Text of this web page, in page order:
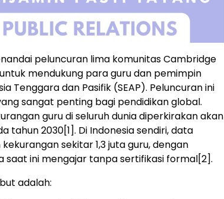
peluncuran lima komunitasCambridge
mendukung para guru dan pemimpin
Tenggaradan Pasifik (SEAP). Peluncuran ini
sangat penting bagi pendidikan global.
guru di seluruh dunia diperkirakan akan
tahun 2030[1]. Di Indonesia sendiri, data
sekitar 1,3 juta guru, dengan
saat ini mengajar tanpa sertifikasi formal[2].
adalah: